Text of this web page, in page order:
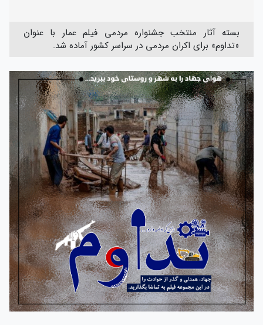
بسته آثار منتخب جشنواره مردمی فیلم عمار با عنوان
«تداوم» برای اکران مردمی در سراسر کشور آماده شد.